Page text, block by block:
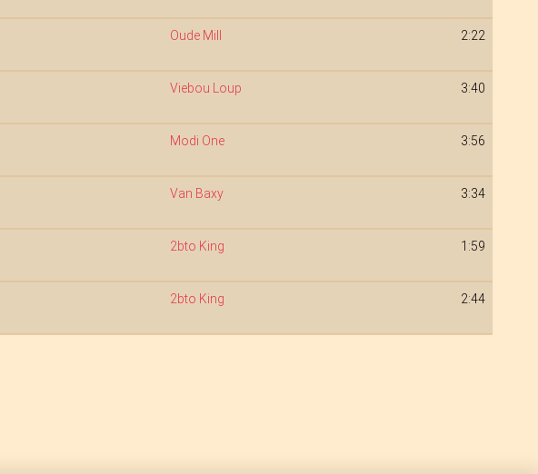
Oude Mill 2:22
Viebou Loup 3:40
Modi One 3:56
Van Baxy 3:34
2bto King 1:59
2bto King 2:44